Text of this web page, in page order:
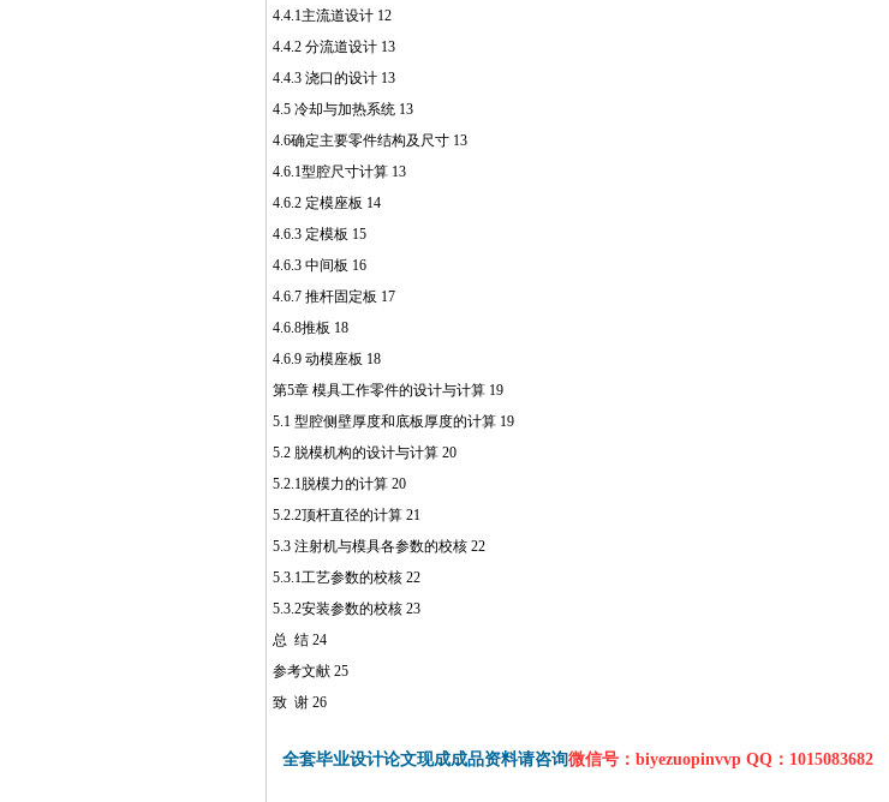
4.4.1主流道设计 12
4.4.2 分流道设计 13
4.4.3 浇口的设计 13
4.5 冷却与加热系统 13
4.6确定主要零件结构及尺寸 13
4.6.1型腔尺寸计算 13
4.6.2 定模座板 14
4.6.3 定模板 15
4.6.3 中间板 16
4.6.7 推杆固定板 17
4.6.8推板 18
4.6.9 动模座板 18
第5章 模具工作零件的设计与计算 19
5.1 型腔侧壁厚度和底板厚度的计算 19
5.2 脱模机构的设计与计算 20
5.2.1脱模力的计算 20
5.2.2顶杆直径的计算 21
5.3 注射机与模具各参数的校核 22
5.3.1工艺参数的校核 22
5.3.2安装参数的校核 23
总 结 24
参考文献 25
致 谢 26
全套毕业设计论文现成成品资料请咨询微信号：biyezuopinvvp QQ：1015083682